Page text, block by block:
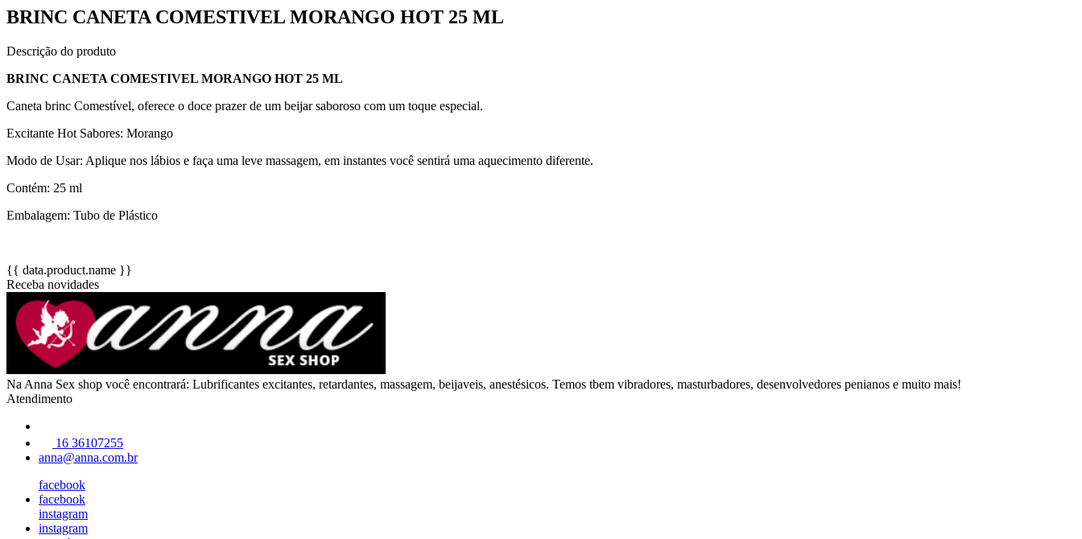
BRINC CANETA COMESTIVEL MORANGO HOT 25 ML
Descrição do produto
BRINC CANETA COMESTIVEL MORANGO HOT 25 ML
Caneta brinc Comestível, oferece o doce prazer de um beijar saboroso com um toque especial.
Excitante Hot Sabores: Morango
Modo de Usar: Aplique nos lábios e faça uma leve massagem, em instantes você sentirá uma aquecimento diferente.
Contém: 25 ml
Embalagem: Tubo de Plástico
{{ data.product.name }}
Receba novidades
Na Anna Sex shop você encontrará: Lubrificantes excitantes, retardantes, massagem, beijaveis, anestésicos. Temos tbem vibradores, masturbadores, desenvolvedores penianos e muito mais!
Atendimento
16 36107255
anna@anna.com.br
facebook
facebook
instagram
instagram